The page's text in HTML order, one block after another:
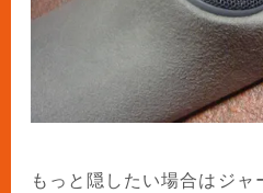
もっと隠したい場合はジャ